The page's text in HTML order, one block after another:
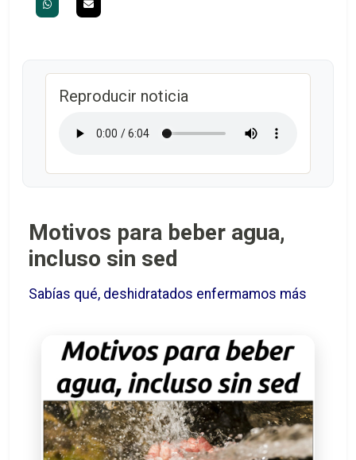
Reproducir noticia
Motivos para beber agua,
incluso sin sed
Sabías qué, deshidratados enfermamos más